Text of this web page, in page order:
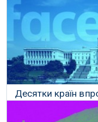
Десятки країн